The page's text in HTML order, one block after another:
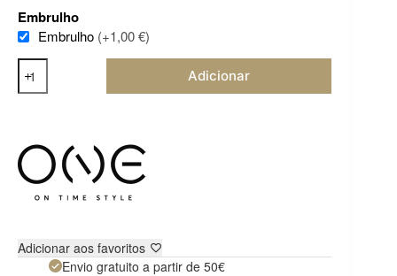
Embrulho
Embrulho (+1,00 €)
Quantidade
de
Neckmess
Loyal
Adicionar
Adicionar aos favoritos
Envio gratuito a partir de 50€